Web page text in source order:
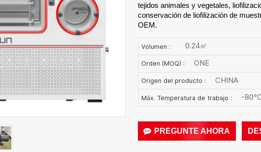
tejidos animales y vegetales,
conservación de liofilización de
OEM.
Volumen : 0.24㎡
Orden (MOQ) : ONE
Origen del producto : CHINA
Máx. Temperatura de trabajo : -
PREGUNTE AHORA